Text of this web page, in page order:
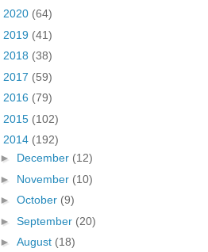
2020 (64)
2019 (41)
2018 (38)
2017 (59)
2016 (79)
2015 (102)
2014 (192)
► December (12)
► November (10)
► October (9)
► September (20)
► August (18)